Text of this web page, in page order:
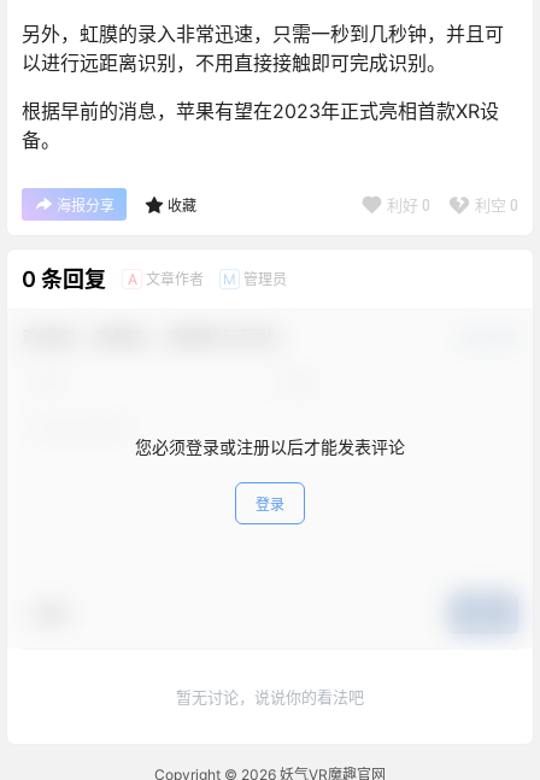
另外，虹膜的录入非常迅速，只需一秒到几秒钟，并且可
以进行远距离识别，不用直接接触即可完成识别。
根据早前的消息，苹果有望在2023年正式亮相首款XR设
备。
海报分享 收藏 利好 0 利空 0
0 条回复 A 文章作者 M 管理员
您必须登录或注册以后才能发表评论
登录
暂无讨论，说说你的看法吧
Copyright © 2026 妖气VR魔趣官网